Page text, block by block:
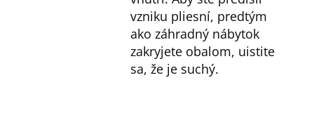
vzniku pliesní, predtým
ako záhradný nábytok
zakryjete obalom, uistite
sa, že je suchý.